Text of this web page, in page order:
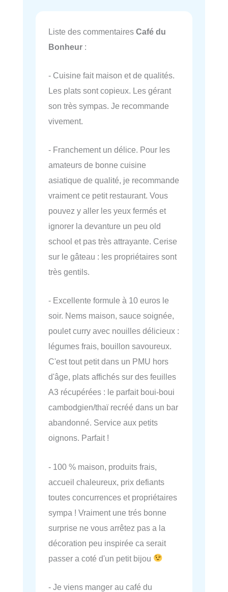
Liste des commentaires Café du
Bonheur :
- Cuisine fait maison et de qualités.
Les plats sont copieux. Les gérant
son très sympas. Je recommande
vivement.
- Franchement un délice. Pour les
amateurs de bonne cuisine
asiatique de qualité, je recommande
vraiment ce petit restaurant. Vous
pouvez y aller les yeux fermés et
ignorer la devanture un peu old
school et pas très attrayante. Cerise
sur le gâteau : les propriétaires sont
très gentils.
- Excellente formule à 10 euros le
soir. Nems maison, sauce soignée,
poulet curry avec nouilles délicieux :
légumes frais, bouillon savoureux.
C'est tout petit dans un PMU hors
d'âge, plats affichés sur des feuilles
A3 récupérées : le parfait boui-boui
cambodgien/thaï recréé dans un bar
abandonné. Service aux petits
oignons. Parfait !
- 100 % maison, produits frais,
accueil chaleureux, prix defiants
toutes concurrences et propriétaires
sympa ! Vraiment une trés bonne
surprise ne vous arrêtez pas a la
décoration peu inspirée ca serait
passer a coté d'un petit bijou
- Je viens manger au café du